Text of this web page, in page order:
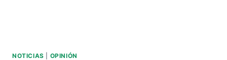
NOTICIAS OPINIÓN